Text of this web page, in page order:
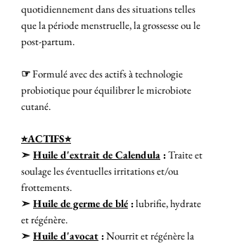
quotidiennement dans des situations telles
que la période menstruelle, la grossesse ou le
post-partum.
☞Formulé avec des actifs à technologie
probiotique pour équilibrer le microbiote
cutané.
⭐︎ACTIFS⭐︎
➣ Huile d'extrait de Calendula :Traite et
soulage les éventuelles irritations et/ou
frottements.
➣ Huile de germe de blé :lubrifie, hydrate
et régénère.
➣ Huile d'avocat :Nourrit et régénère la